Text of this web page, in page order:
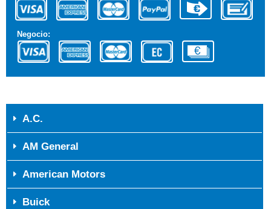
Negocio:
A.C.
AM General
American Motors
Buick